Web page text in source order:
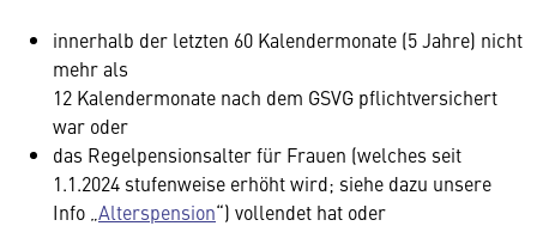
innerhalb der letzten 60 Kalendermonate (5 Jahre) nicht
mehr als
12 Kalendermonate nach dem GSVG pflichtversichert
war oder
das Regelpensionsalter für Frauen (welches seit
1.1.2024 stufenweise erhöht wird; siehe dazu unsere
Info „ Alterspension“) vollendet hat oder